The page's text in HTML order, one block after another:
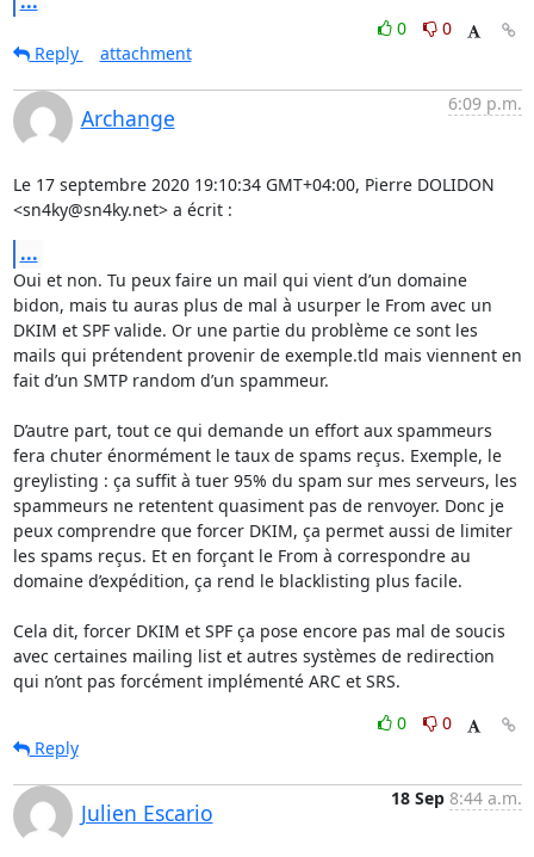
0
0
Reply
attachment
Archange
6:09 p.m.
Le 17 septembre 2020 19:10:34 GMT+04:00, Pierre DOLIDON
<sn4ky@sn4ky.net> a écrit :
...
Oui et non. Tu peux faire un mail qui vient d’un domaine
bidon, mais tu auras plus de mal à usurper le From avec un
DKIM et SPF valide. Or une partie du problème ce sont les
mails qui prétendent provenir de exemple.tld mais viennent en
fait d’un SMTP random d’un spammeur.
D’autre part, tout ce qui demande un effort aux spammeurs
fera chuter énormément le taux de spams reçus. Exemple, le
greylisting : ça suffit à tuer 95% du spam sur mes serveurs, les
spammeurs ne retentent quasiment pas de renvoyer. Donc je
peux comprendre que forcer DKIM, ça permet aussi de limiter
les spams reçus. Et en forçant le From à correspondre au
domaine d’expédition, ça rend le blacklisting plus facile.
Cela dit, forcer DKIM et SPF ça pose encore pas mal de soucis
avec certaines mailing list et autres systèmes de redirection
qui n’ont pas forcément implémenté ARC et SRS.
0
0
Reply
Julien Escario
18 Sep 8:44 a.m.